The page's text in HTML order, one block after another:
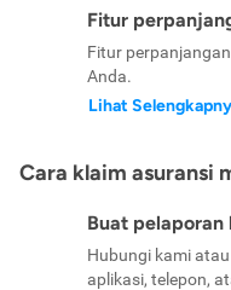
Fitur
Fitur
Anda.
Lihat
Cara klaim asuransi
Buat pelaporan
Hubungi kami
aplikasi, telepon,